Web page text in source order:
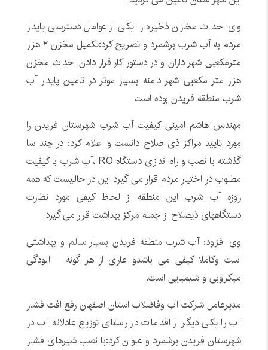
وی احداث مخازن ذخیره را یکی از عوامل دسترسی پایدار
مردم به آب شرب برشمرد و تصریح کرد:تکمیل مخزن ۲ هزار
مترمکعبی شهر داران و در دستور کار قرار دادن احداث مخزن
هزار متر مکعبی شهر دامنه بسیار موثر در تامین پایدار آب
شرب منطقه فریدن بوده است
مهندس هاشم امینی کیفیت آب شرب شهرستان فریدن را
مورد تایید مراکز ذی صلاح دانست و اعلام کرد: در چند سا
گذشته با نصب و راه اندازی دستگاه RO ،آب شرب با کیفیت
مطلوب در اختیار مردم قرار می گیرد این در حالیست که همه
روزه آب شرب این منطقه از لحاظ کیفی مورد نظارت
دستگاههای ذیصلاح از جمله مرکز بهداشت قرار می گیرد
وی افزود: آب شرب منطقه فریدن بسیارسالم و بهداشتی
است وکاملا کیفی می باشدو عاری از هر گونه آلودگی
میکروبی و شیمیایی است.
مدیرعامل شرکت آب وفاضلاب استان اصفهان رفع افت فشار
آب را یکی دیگر از اقدامات در راستای توزیع عادلانه آب در
شهرستان فریدن برشمرد و عنوان کرد:با نصب شیرهای فشار